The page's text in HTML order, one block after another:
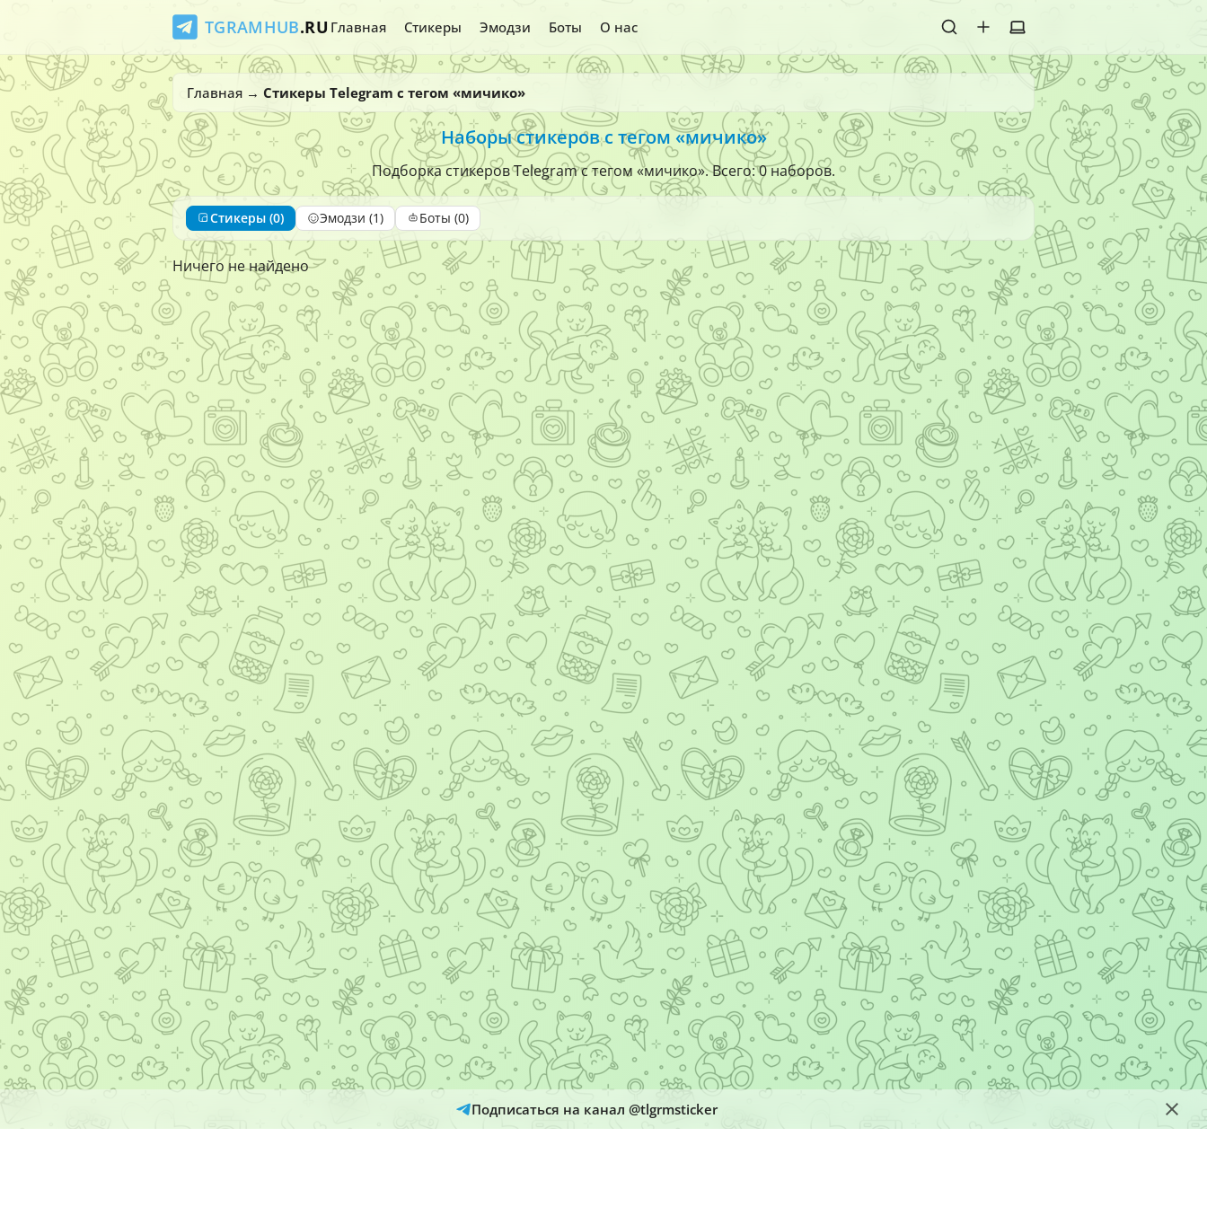
TGRAMHUB.RU Главная Стикеры Эмодзи Боты О нас
Главная → Стикеры Telegram с тегом «мичико»
Наборы стикеров с тегом «мичико»
Подборка стикеров Telegram с тегом «мичико». Всего: 0 наборов.
Стикеры (0) Эмодзи (1) Боты (0)
Ничего не найдено
Подписаться на канал @tlgrmsticker